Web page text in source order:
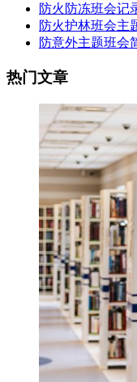
防火防冻班会记
防火护林班会主
防意外主题班会
热门文章